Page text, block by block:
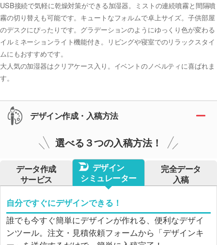
USB接続で気軽に乾燥対策ができる加湿器。ミストの連続噴霧と間隔噴
霧の切り替えも可能です。キュートなフォルムで卓上サイズ。子供部屋
のデスクにぴったりです。グラデーションのようにゆっくり色が変わる
イルミネーションライト機能付き。リビングや寝室でのリラックスタイ
ムにもおすすめです。
大人気の加湿器はクリアケース入り。イベントのノベルティに喜ばれま
す。
デザイン作成・入稿方法
選べる３つの入稿方法！
データ作成
サービス
デザイン
シミュレーター
完全データ
入稿
自分ですぐにデザインできる！
誰でも今すぐ簡単にデザインが作れる、便利なデザイ
ンツール。注文・見積依頼フォームから「デザインキ